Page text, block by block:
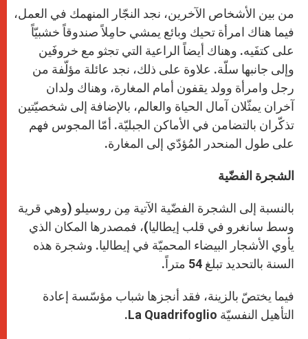
من بين الأشخاص الآخرين، نجد النجّار المنهمك في العمل،
فيما هناك امرأة تحيك وبائع يمشي حامِلاً صندوقاً خشبيّاً
على كتفَيه. وهناك أيضاً الراعية التي تجثو مع خروفَين
وإلى جانبها سلّة. علاوة على ذلك، نجد عائلة مؤلّفة من
رجل وامرأة وولد يقفون أمام المغارة، وهناك ولدان
آخران يمثّلان آمال الحياة والعالم، بالإضافة إلى شخصيّتين
تذكّران بالتضامن في الأماكن الجبليّة. أمّا المجوس فهم
على طول المنحدر المُؤدّي إلى المغارة.
الشجرة الفضّية
بالنسبة إلى الشجرة الفضّية الآتية مِن روسيلو (وهي قرية
وسط سانغرو في قلب إيطاليا)، فمصدرها المكان الذي
يأوي الأشجار البيضاء المحميّة في إيطاليا. وشجرة هذه
السنة بالتحديد تبلغ 54 متراً.
فيما يختصّ بالزينة، فقد أنجزها شباب مؤسّسة إعادة
التأهيل النفسيّة La Quadrifoglio.